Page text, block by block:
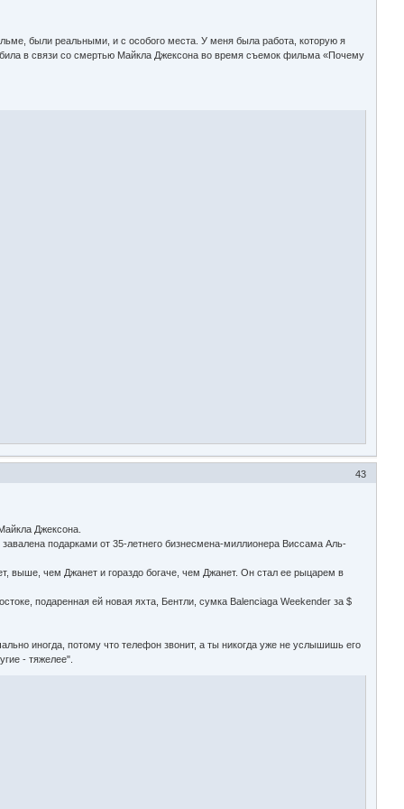
были реальными, и с особого места. У меня была работа, которую я
в связи со смертью Майкла Джексона во время съемок фильма «Почему
43
Джексона.
подарками от 35-летнего бизнесмена-миллионера Виссама Аль-
выше, чем Джанет и гораздо богаче, чем Джанет. Он стал ее рыцарем в
подаренная ей новая яхта, Бентли, сумка Balenciaga Weekender за $
иногда, потому что телефон звонит, а ты никогда уже не услышишь его
- тяжелее".